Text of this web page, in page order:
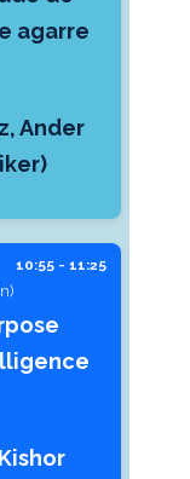
agarre
Ander
10:55 - 11:25